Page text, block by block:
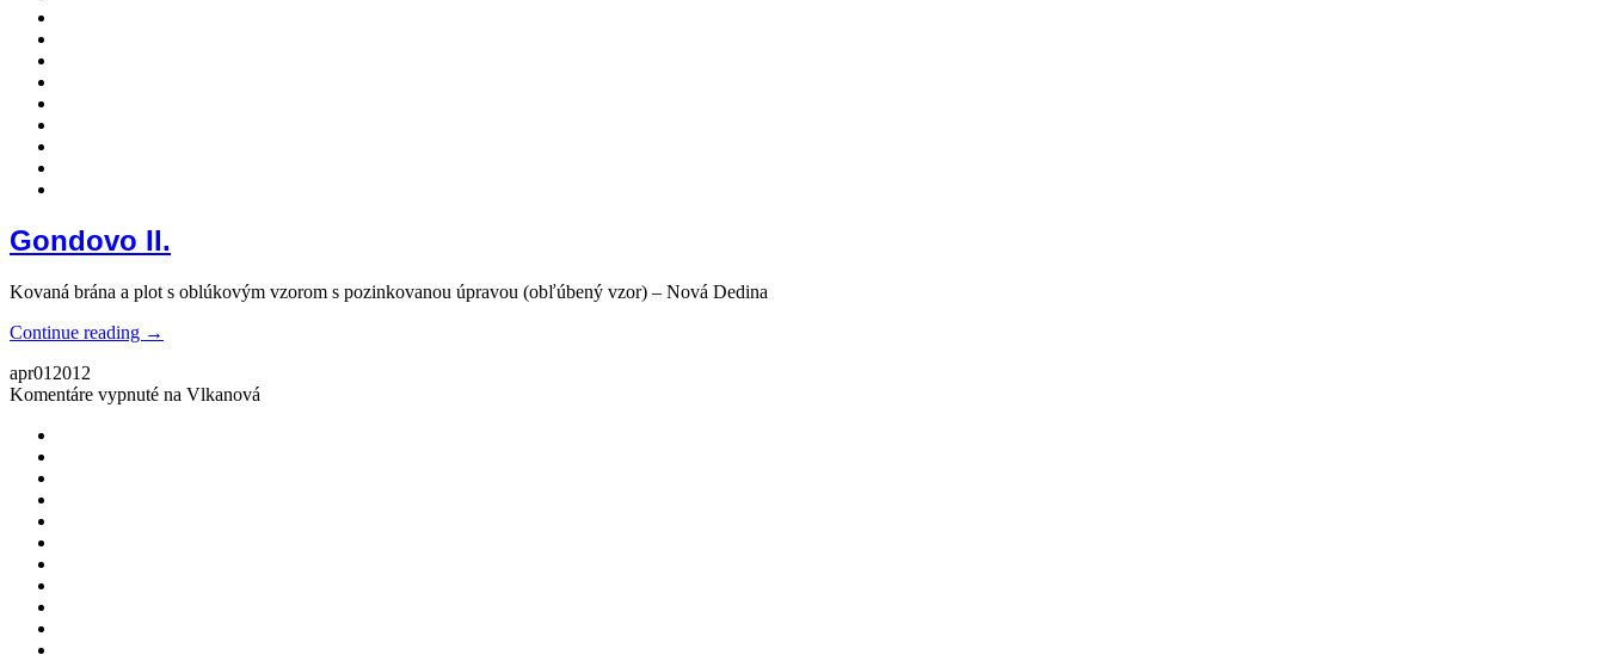
Gondovo II.
Kovaná brána a plot s oblúkovým vzorom s pozinkovanou úpravou (obľúbený vzor) – Nová Dedina
Continue reading →
apr01 2012
Komentáre vypnuté na Vlkanová